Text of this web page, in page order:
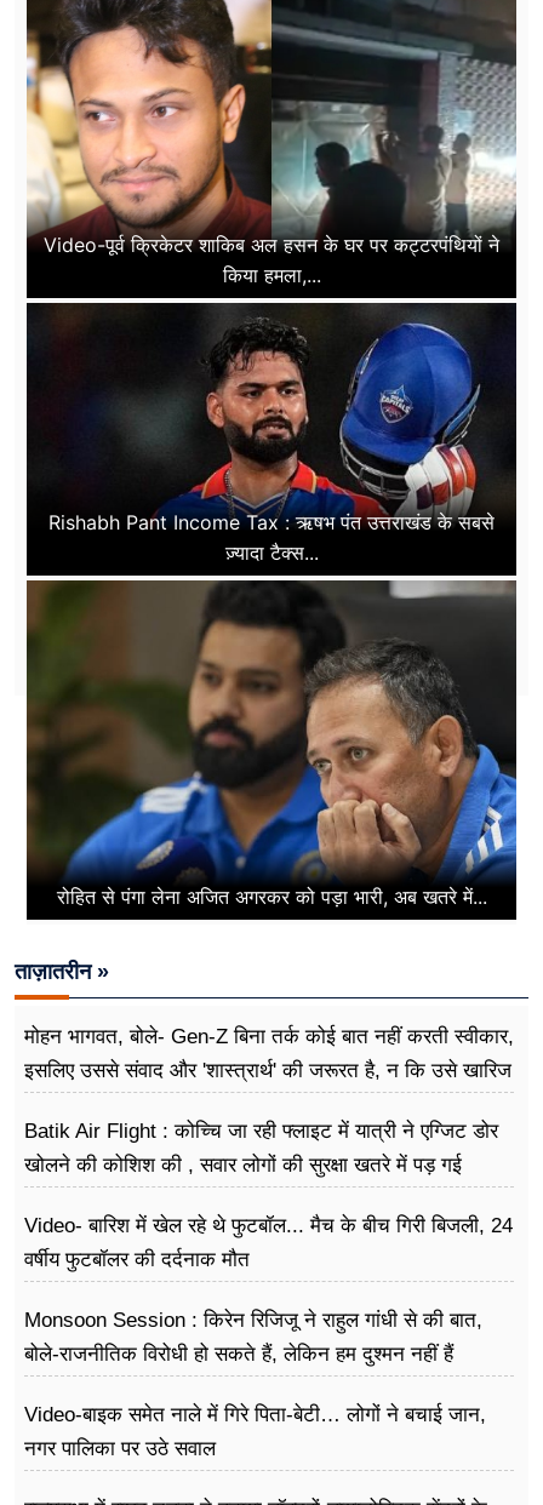
Video-पूर्व क्रिकेटर शाकिब अल हसन के घर पर कट्टरपंथियों ने
किया हमला,...
Rishabh Pant Income Tax : ऋषभ पंत उत्तराखंड के सबसे
ज़्यादा टैक्स...
रोहित से पंगा लेना अजित अगरकर को पड़ा भारी, अब खतरे में...
ताज़ातरीन »
मोहन भागवत, बोले- Gen-Z बिना तर्क कोई बात नहीं करती स्वीकार,
इसलिए उससे संवाद और 'शास्त्रार्थ' की जरूरत है, न कि उसे खारिज
Batik Air Flight : कोच्चि जा रही फ्लाइट में यात्री ने एग्जिट डोर
खोलने की कोशिश की , सवार लोगों की सुरक्षा खतरे में पड़ गई
Video- बारिश में खेल रहे थे फुटबॉल... मैच के बीच गिरी बिजली, 24
वर्षीय फुटबॉलर की दर्दनाक मौत
Monsoon Session : किरेन रिजिजू ने राहुल गांधी से की बात,
बोले-राजनीतिक विरोधी हो सकते हैं, लेकिन हम दुश्मन नहीं हैं
Video-बाइक समेत नाले में गिरे पिता-बेटी… लोगों ने बचाई जान,
नगर पालिका पर उठे सवाल